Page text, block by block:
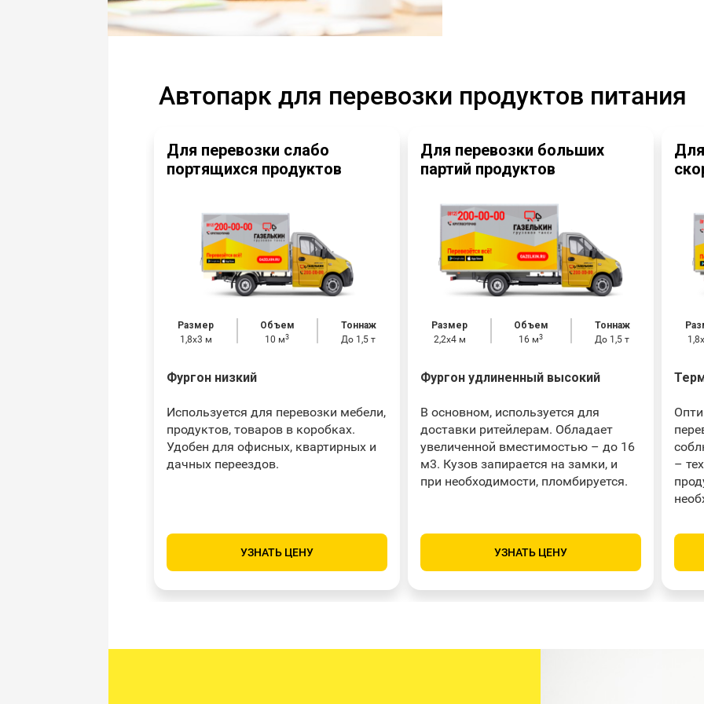
Автопарк для перевозки продуктов питания
Для перевозки слабо
портящихся продуктов
Размер
1,8х3 м
Объем
10 м3
Тоннаж
До 1,5 т
Фургон низкий
Используется для перевозки мебели,
продуктов, товаров в коробках.
Удобен для офисных, квартирных и
дачных переездов.
УЗНАТЬ ЦЕНУ
Для перевозки больших
партий продуктов
Размер
2,2х4 м
Объем
16 м3
Тоннаж
До 1,5 т
Фургон удлиненный высокий
В основном, используется для
доставки ритейлерам. Обладает
увеличенной вместимостью – до 16
м3. Кузов запирается на замки, и
при необходимости, пломбируется.
УЗНАТЬ ЦЕНУ
–